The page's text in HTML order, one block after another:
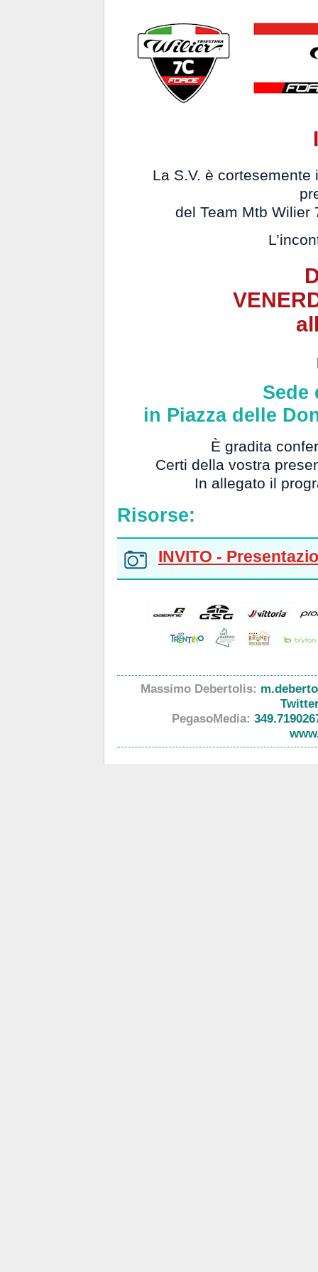
La S.V. è
del Team Mtb Wilier
Sede
in Piazza delle
È gradita
Certi della vostra
In allegato il
Risorse:
INVITO -
Massimo Debertolis:
PegasoMedia: